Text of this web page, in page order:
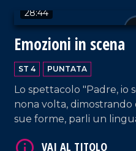
28:44
Emozioni in scena
ST 4 PUNTATA
Lo spettacolo "Padre, io
nona volta,
sue forme, parli un
VAI AL TITOLO